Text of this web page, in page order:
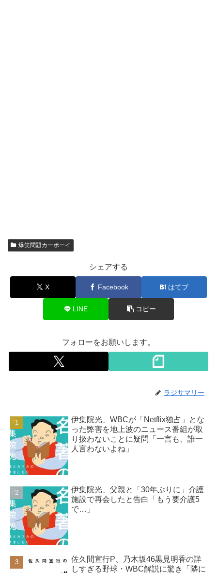
爆笑問題カーボーイ
シェアする
X Facebook はてブ
LINE コピー
フォローをお願いします。
ラジサマリー
伊集院光、WBCが「Netflix独占」とな
った弊害を地上波のニュース番組が取
り扱わないことに疑問「一言も、誰一
人言わないよね」
伊集院光、父親と「30年ぶりに」介護
施設で再会したと告白「もう要介護5
で…」
佐久間宣行P、乃木坂46黒見明香の詳
しすぎる野球・WBC解説に驚き「隣に